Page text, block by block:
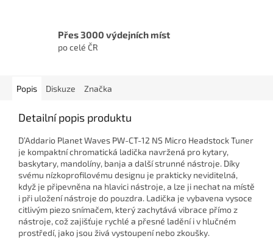
Přes 3000 výdejních míst
po celé ČR
Popis Diskuze Značka
Detailní popis produktu
D’Addario Planet Waves PW-CT-12 NS Micro Headstock Tuner
je kompaktní chromatická ladička navržená pro kytary,
baskytary, mandolíny, banja a další strunné nástroje. Díky
svému nízkoprofilovému designu je prakticky neviditelná,
když je připevněna na hlavici nástroje, a lze ji nechat na místě
i při uložení nástroje do pouzdra. Ladička je vybavena vysoce
citlivým piezo snímačem, který zachytává vibrace přímo z
nástroje, což zajišťuje rychlé a přesné ladění i v hlučném
prostředí, jako jsou živá vystoupení nebo zkoušky.